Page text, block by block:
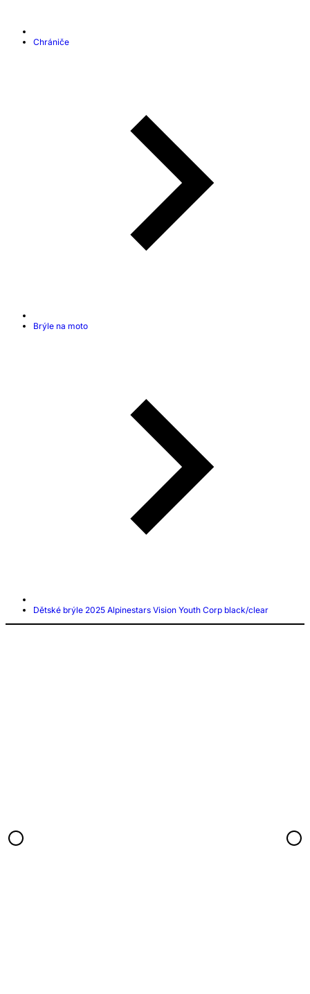
Chrániče
Brýle na moto
Dětské brýle 2025 Alpinestars Vision Youth Corp black/clear